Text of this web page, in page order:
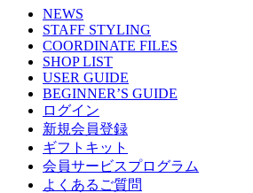
NEWS
STAFF STYLING
COORDINATE FILES
SHOP LIST
USER GUIDE
BEGINNER’S GUIDE
ログイン
新規会員登録
ギフトキット
会員サービスプログラム
よくあるご質問